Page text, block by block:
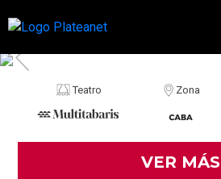
Teatro Zona
VER MÁS